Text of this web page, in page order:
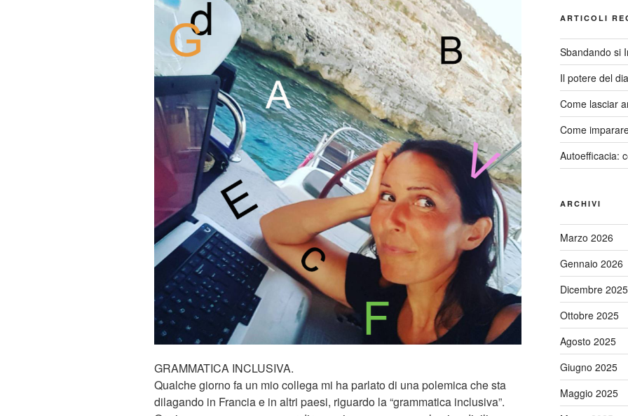
GRAMMATICA INCLUSIVA.
Qualche giorno fa un mio collega mi ha parlato di una polemica che sta
dilagando in Francia e in altri paesi, riguardo la “grammatica inclusiva”.
ARTICOLI
Sbandando si
Il potere del
Come lasciar
Come
Autoefficacia:
ARCHIVI
Marzo 2026
Gennaio 2026
Dicembre 2025
Ottobre 2025
Agosto 2025
Giugno 2025
Maggio 2025